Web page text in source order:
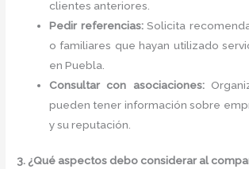
clientes anteriores.
Pedir referencias:Solicita
o familiares que hayan utilizado
en Puebla.
Consultar con asociaciones:
pueden tener información sobre
y su reputación.
3. ¿Qué aspectos debo considerar al